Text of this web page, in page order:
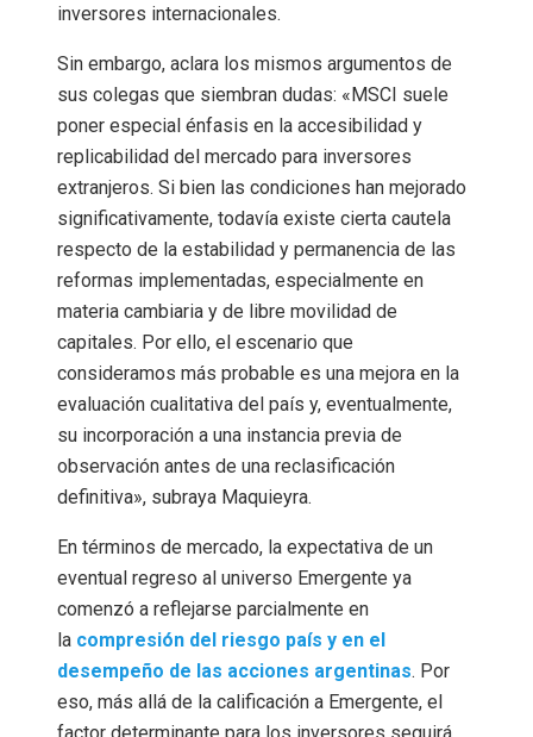
inversores internacionales.
Sin embargo, aclara los mismos argumentos de
sus colegas que siembran dudas: «MSCI suele
poner especial énfasis en la accesibilidad y
replicabilidad del mercado para inversores
extranjeros. Si bien las condiciones han mejorado
significativamente, todavía existe cierta cautela
respecto de la estabilidad y permanencia de las
reformas implementadas, especialmente en
materia cambiaria y de libre movilidad de
capitales. Por ello, el escenario que
consideramos más probable es una mejora en la
evaluación cualitativa del país y, eventualmente,
su incorporación a una instancia previa de
observación antes de una reclasificación
definitiva», subraya Maquieyra.
En términos de mercado, la expectativa de un
eventual regreso al universo Emergente ya
comenzó a reflejarse parcialmente en
la compresión del riesgo país y en el
desempeño de las acciones argentinas. Por
eso, más allá de la calificación a Emergente, el
factor determinante para los inversores seguirá